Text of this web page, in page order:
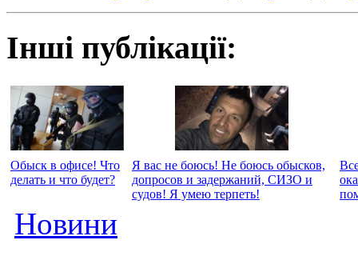
Інші публікації:
Обыск в офисе! Что
делать и что будет?
Я вас не боюсь! Не боюсь обысков,
допросов и задержаний, СИЗО и
судов! Я умею терпеть!
Новини